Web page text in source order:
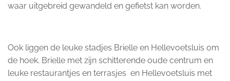
waar uitgebreid gewandeld en gefietst kan worden.
Ook liggen de leuke stadjes Brielle en Hellevoetsluis om
de hoek. Brielle met zijn schitterende oude centrum en
leuke restaurantjes en terrasjes en Hellevoetsluis met